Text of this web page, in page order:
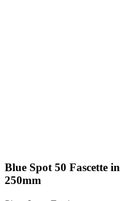
Blue Spot 50 Fascette
250mm